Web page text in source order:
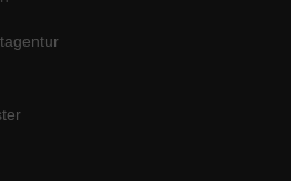
Cookies von externen Medien akzeptiert
Inhalte keiner manuellen Einwilligung
anzeigen